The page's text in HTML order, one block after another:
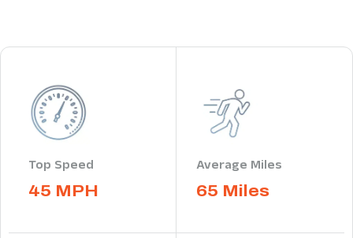
Top Speed
45 MPH
Average Miles
65 Miles